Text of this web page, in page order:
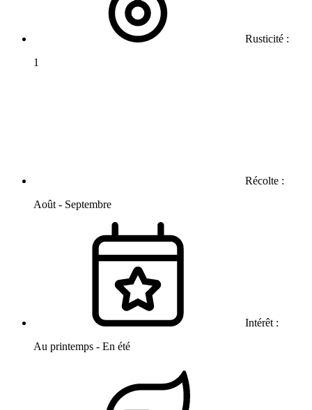
Rusticité :
1
Récolte :
Août - Septembre
Intérêt :
Au printemps - En été